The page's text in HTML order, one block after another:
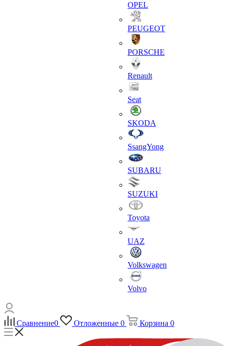
OPEL
PEUGEOT
PORSCHE
Renault
Seat
SKODA
SsangYong
SUBARU
SUZUKI
Toyota
UAZ
Volkswagen
Volvo
Сравнение0 Отложенные 0 Корзина 0